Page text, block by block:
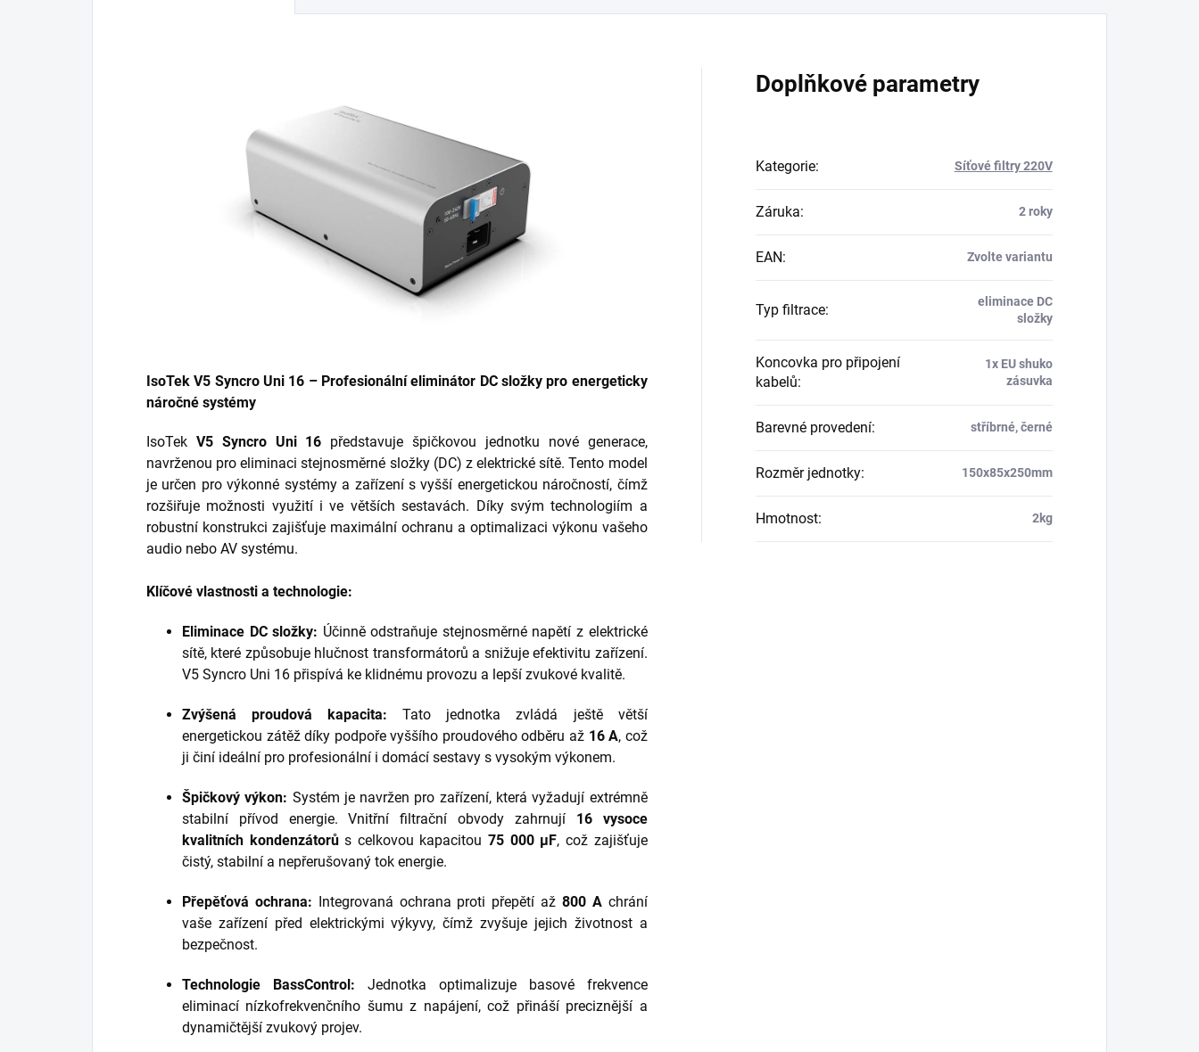
IsoTek V5 Syncro Uni 16 – Profesionální eliminátor DC složky pro energeticky
náročné systémy
IsoTek V5 Syncro Uni 16 představuje špičkovou jednotku nové generace,
navrženou pro eliminaci stejnosměrné složky (DC) z elektrické sítě. Tento model
je určen pro výkonné systémy a zařízení s vyšší energetickou náročností, čímž
rozšiřuje možnosti využití i ve větších sestavách. Díky svým technologiím a
robustní konstrukci zajišťuje maximální ochranu a optimalizaci výkonu vašeho
audio nebo AV systému.
Klíčové vlastnosti a technologie:
Eliminace DC složky: Účinně odstraňuje stejnosměrné napětí z elektrické
sítě, které způsobuje hlučnost transformátorů a snižuje efektivitu zařízení.
V5 Syncro Uni 16 přispívá ke klidnému provozu a lepší zvukové kvalitě.
Zvýšená proudová kapacita: Tato jednotka zvládá ještě větší
energetickou zátěž díky podpoře vyššího proudového odběru až 16 A, což
ji činí ideální pro profesionální i domácí sestavy s vysokým výkonem.
Špičkový výkon: Systém je navržen pro zařízení, která vyžadují extrémně
stabilní přívod energie. Vnitřní filtrační obvody zahrnují 16 vysoce
kvalitních kondenzátorůs celkovou kapacitou75 000 µF, což zajišťuje
čistý, stabilní a nepřerušovaný tok energie.
Přepěťová ochrana: Integrovaná ochrana proti přepětí až 800 Achrání
vaše zařízení před elektrickými výkyvy, čímž zvyšuje jejich životnost a
bezpečnost.
Technologie BassControl: Jednotka optimalizuje basové frekvence
eliminací nízkofrekvenčního šumu z napájení, což přináší preciznější a
dynamičtější zvukový projev.
Doplňkové parametry
Kategorie: Síťové filtry 220V
Záruka: 2 roky
EAN: Zvolte variantu
Typ filtrace:
eliminace DC
složky
Koncovka pro připojení
kabelů:
1x EU shuko
zásuvka
Barevné provedení: stříbrné, černé
Rozměr jednotky: 150x85x250mm
Hmotnost: 2kg